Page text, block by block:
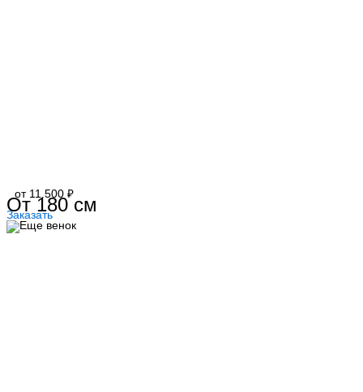
от 11.500 ₽
От 180 см
Заказать